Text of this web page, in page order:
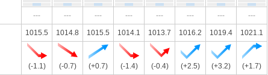
--- --- --- --- --- --- --- ---
1015.5 1014.8 1015.5 1014.1 1013.7 1016.2 1019.4 1021.1
(-1.1) (-0.7) (+0.7) (-1.4) (-0.4) (+2.5) (+3.2) (+1.7)